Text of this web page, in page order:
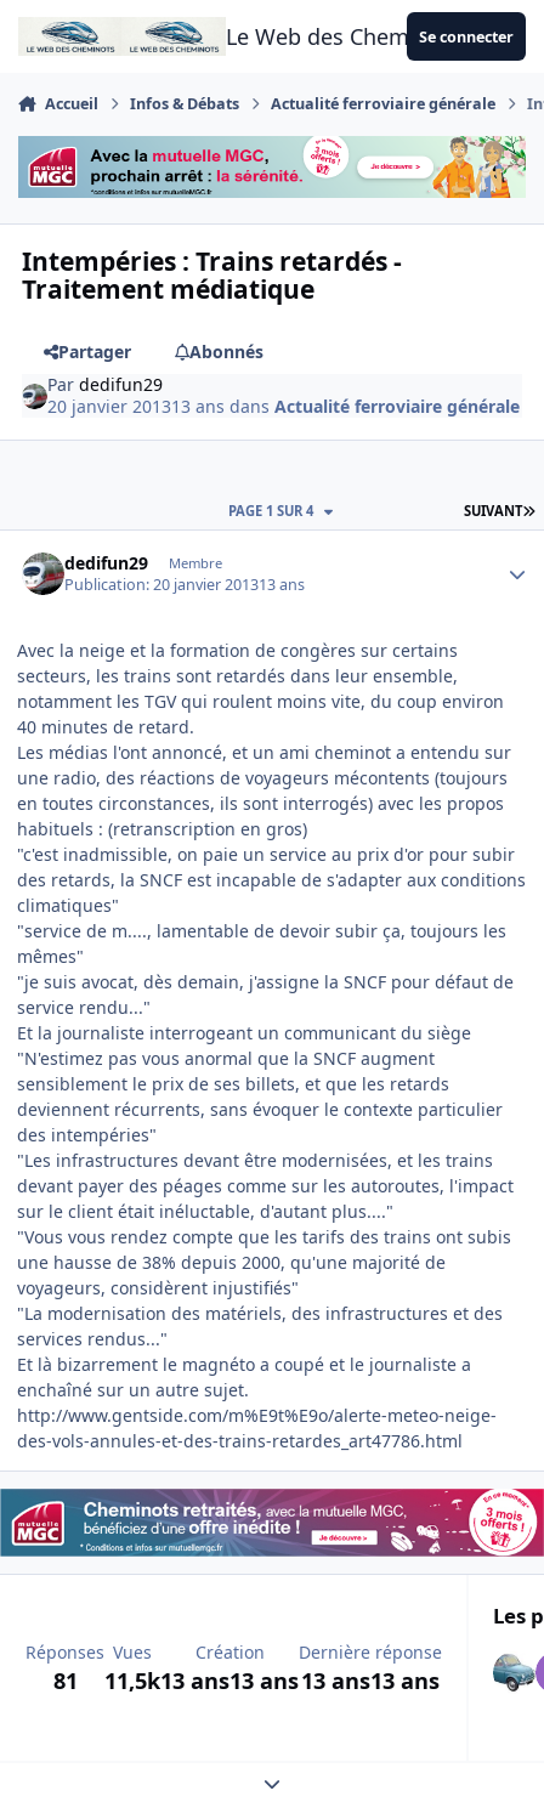
Aller au contenu
Le Web des CheminotsSe connecter
Accueil Infos & Débats Actualité ferroviaire générale
Intempéries : Trains retardés -
Traitement médiatique
Partager
Abonnés
Pardedifun29
20 janvier 201313 ans dansActualité ferroviaire générale
SUIVANT
PAGE 1 SUR 4
dedifun29 Membre
Publication:20 janvier 201313 ans
Avec la neige et la formation de congères sur certains
secteurs, les trains sont retardés dans leur ensemble,
notamment les TGV qui roulent moins vite, du coup environ
40 minutes de retard.
Les médias l'ont annoncé, et un ami cheminot a entendu sur
une radio, des réactions de voyageurs mécontents (toujours
en toutes circonstances, ils sont interrogés) avec les propos
habituels : (retranscription en gros)
"c'est inadmissible, on paie un service au prix d'or pour subir
des retards, la SNCF est incapable de s'adapter aux conditions
climatiques"
"service de m...., lamentable de devoir subir ça, toujours les
mêmes"
"je suis avocat, dès demain, j'assigne la SNCF pour défaut de
service rendu..."
Et la journaliste interrogeant un communicant du siège
"N'estimez pas vous anormal que la SNCF augment
sensiblement le prix de ses billets, et que les retards
deviennent récurrents, sans évoquer le contexte particulier
des intempéries"
"Les infrastructures devant être modernisées, et les trains
devant payer des péages comme sur les autoroutes, l'impact
sur le client était inéluctable, d'autant plus...."
"Vous vous rendez compte que les tarifs des trains ont subis
une hausse de 38% depuis 2000, qu'une majorité de
voyageurs, considèrent injustifiés"
"La modernisation des matériels, des infrastructures et des
services rendus..."
Et là bizarrement le magnéto a coupé et le journaliste a
enchaîné sur un autre sujet.
http://www.gentside.com/m%E9t%E9o/alerte-meteo-neige-
des-vols-annules-et-des-trains-retardes_art47786.html
Réponses
81
Vues
11,5k
Création
13 ans13 ans
Dernière réponse
13 ans13 ans
Les
Expand topic overview